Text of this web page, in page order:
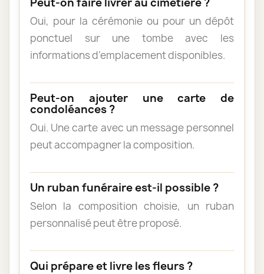
Oui, pour la cérémonie ou pour un dépôt
ponctuel sur une tombe avec les
informations d’emplacement disponibles.
Peut-on ajouter une carte de
condoléances ?
Oui. Une carte avec un message personnel
peut accompagner la composition.
Un ruban funéraire est-il possible ?
Selon la composition choisie, un ruban
personnalisé peut être proposé.
Qui prépare et livre les fleurs ?